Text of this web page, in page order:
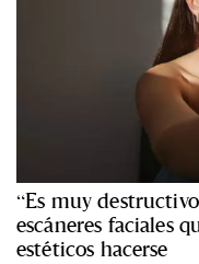
“Es muy
escáneres faciales
estéticos hacerse